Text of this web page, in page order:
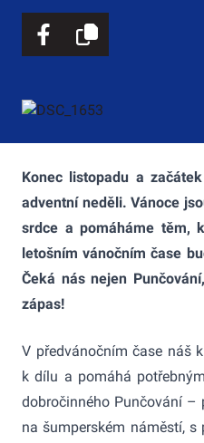
Konec listopadu a
adventní neděli. Vánoce
srdce a pomáháme těm,
letošním vánočním čase
Čeká nás nejen
zápas!
V předvánočním čase náš
k dílu a pomáhá
dobročinného Punčování –
na šumperském náměstí, s